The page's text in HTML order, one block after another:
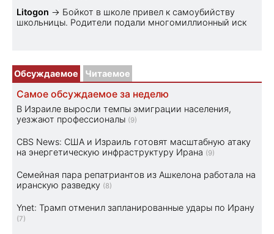
Litogon → Бойкот в школе привел к самоубийству
школьницы. Родители подали многомиллионный иск
Обсуждаемое Читаемое
Самое обсуждаемое за неделю
В Израиле выросли темпы эмиграции населения,
уезжают профессионалы (9)
CBS News: США и Израиль готовят масштабную атаку
на энергетическую инфраструктуру Ирана (9)
Семейная пара репатриантов из Ашкелона работала на
иранскую разведку (8)
Ynet: Трамп отменил запланированные удары по Ирану
(7)